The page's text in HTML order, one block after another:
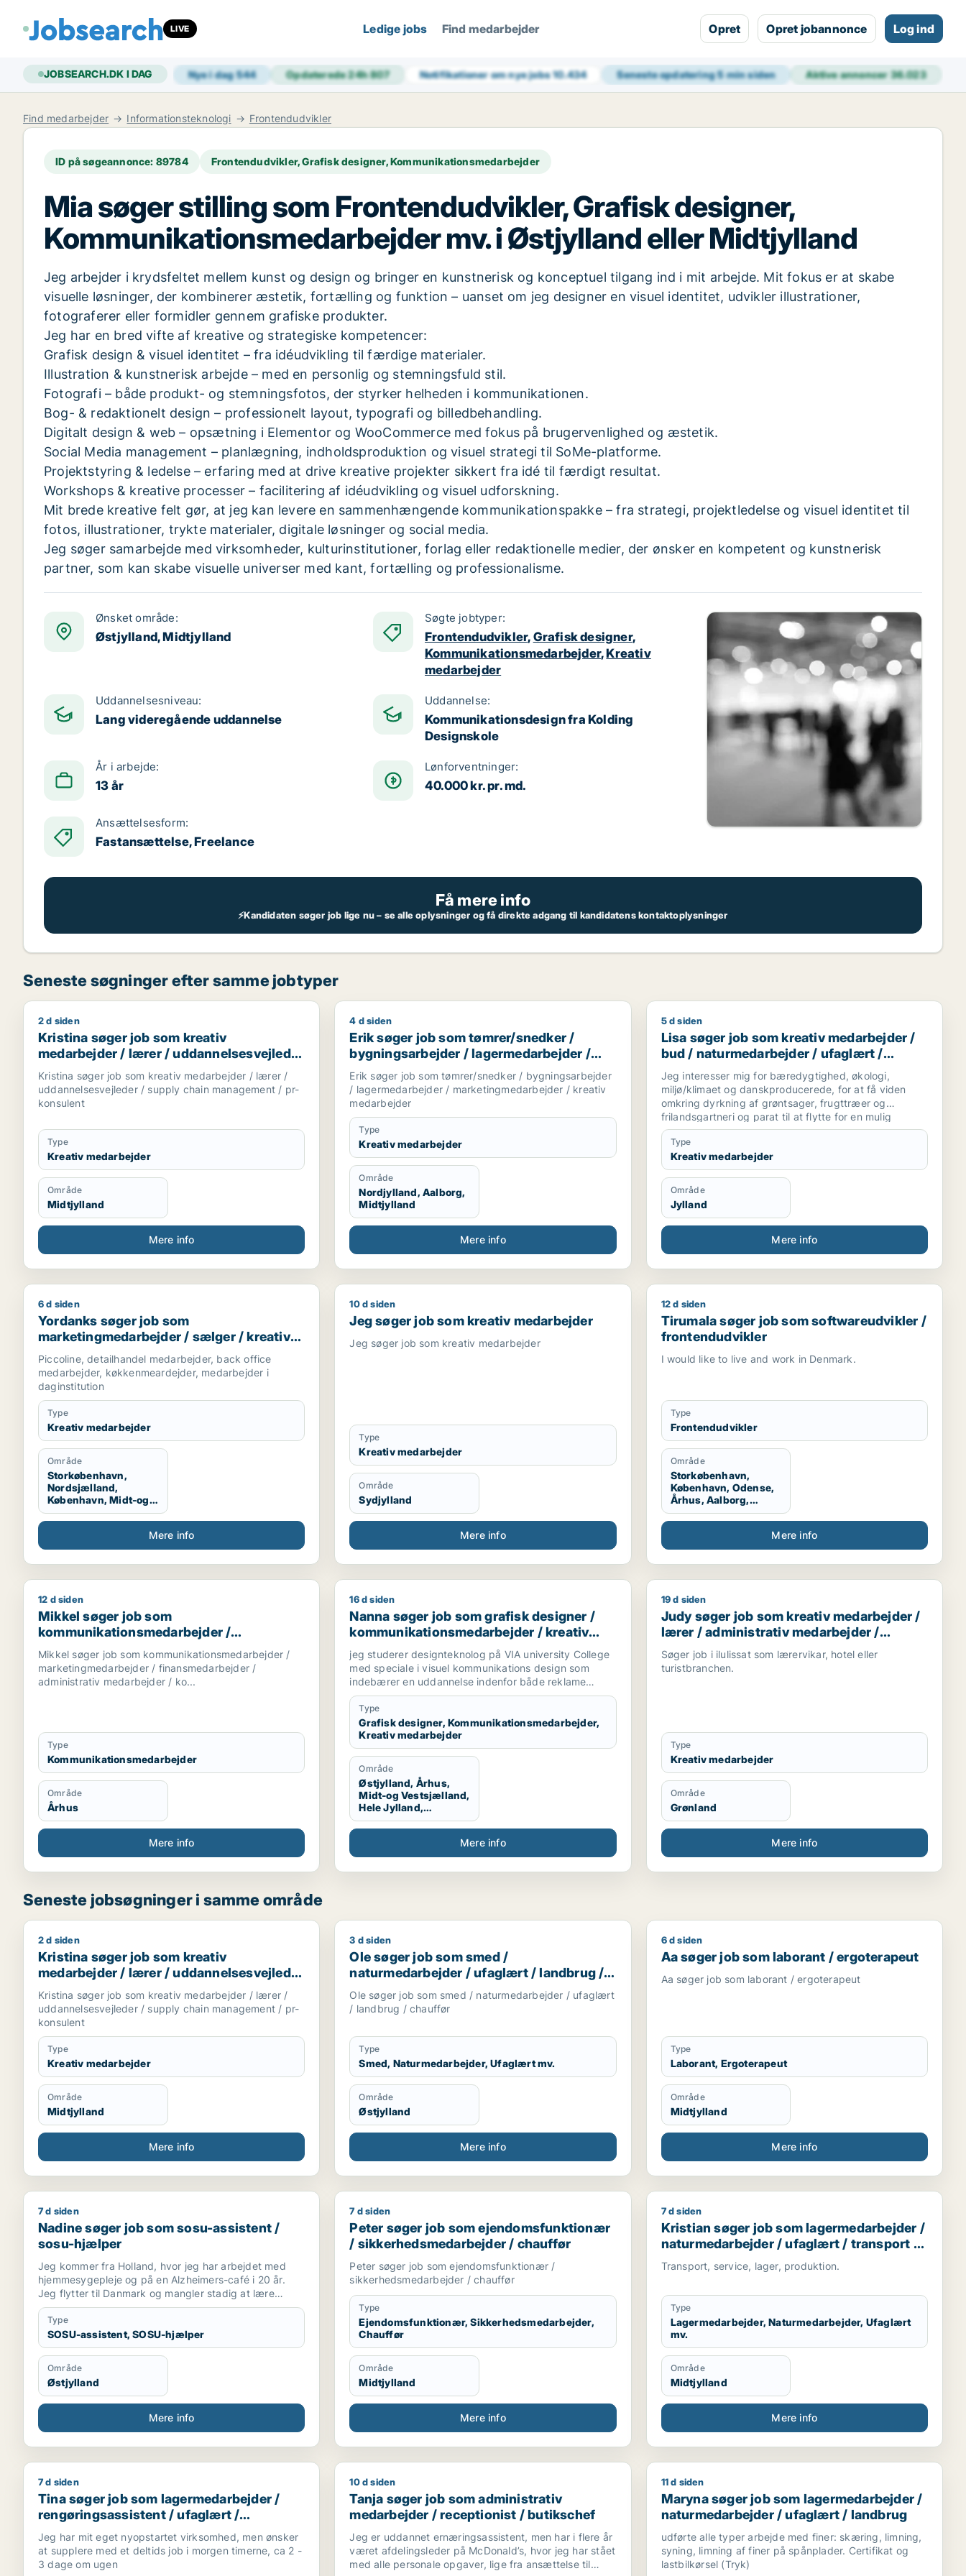
LIVE Ledige jobs Find medarbejder Opret Opret jobannonce Log ind
JOBSEARCH.DK I DAG Nye i dag544 Opdaterede 24h807 Notifikationer om nye jobs10.434 Seneste opdatering5 min siden Aktive annoncer 36.023
Find medarbejder Informationsteknologi Frontendudvikler
ID på søgeannonce: 89784 Frontendudvikler, Grafisk designer, Kommunikationsmedarbejder
Mia søger stilling som Frontendudvikler, Grafisk designer,
Kommunikationsmedarbejder mv. i Østjylland eller Midtjylland
Jeg arbejder i krydsfeltet mellem kunst og design og bringer en kunstnerisk og konceptuel tilgang ind i mit arbejde. Mit fokus er at skabe
visuelle løsninger, der kombinerer æstetik, fortælling og funktion – uanset om jeg designer en visuel identitet, udvikler illustrationer,
fotograferer eller formidler gennem grafiske produkter.
Jeg har en bred vifte af kreative og strategiske kompetencer:
Grafisk design & visuel identitet – fra idéudvikling til færdige materialer.
Illustration & kunstnerisk arbejde – med en personlig og stemningsfuld stil.
Fotografi – både produkt- og stemningsfotos, der styrker helheden i kommunikationen.
Bog- & redaktionelt design – professionelt layout, typografi og billedbehandling.
Digitalt design & web – opsætning i Elementor og WooCommerce med fokus på brugervenlighed og æstetik.
Social Media management – planlægning, indholdsproduktion og visuel strategi til SoMe-platforme.
Projektstyring & ledelse – erfaring med at drive kreative projekter sikkert fra idé til færdigt resultat.
Workshops & kreative processer – facilitering af idéudvikling og visuel udforskning.
Mit brede kreative felt gør, at jeg kan levere en sammenhængende kommunikationspakke – fra strategi, projektledelse og visuel identitet til
fotos, illustrationer, trykte materialer, digitale løsninger og social media.
Jeg søger samarbejde med virksomheder, kulturinstitutioner, forlag eller redaktionelle medier, der ønsker en kompetent og kunstnerisk
partner, som kan skabe visuelle universer med kant, fortælling og professionalisme.
Ønsket område:
Østjylland, Midtjylland
Søgte jobtyper:
Frontendudvikler, Grafisk designer,
Kommunikationsmedarbejder,Kreativ
medarbejder
Uddannelsesniveau:
Lang videregående uddannelse
Uddannelse:
Kommunikationsdesign fra Kolding
Designskole
År i arbejde:
13 år
Lønforventninger:
40.000 kr. pr. md.
Ansættelsesform:
Fastansættelse, Freelance
Få mere info
⚡Kandidaten søger job lige nu – se alle oplysninger og få direkte adgang til kandidatens kontaktoplysninger
Seneste søgninger efter samme jobtyper
Kristina søger job som kreativ medarbejder / lærer / uddannelsesvejleder / supply chain management / pr-konsulent
2 d siden
Kristina søger job som kreativ
medarbejder / lærer / uddannelsesvejleder
/ supply chain management / pr-konsulent
Kristina søger job som kreativ medarbejder / lærer /
uddannelsesvejleder / supply chain management / pr-
konsulent
Type
Kreativ medarbejder
Område
Midtjylland
Mere info
Erik søger job som tømrer/snedker / bygningsarbejder / lagermedarbejder / marketingmedarbejder / kreativ
4 d siden
Erik søger job som tømrer/snedker /
bygningsarbejder / lagermedarbejder /
marketingmedarbejder / kreativ
medarbejder
Erik søger job som tømrer/snedker / bygningsarbejder
/ lagermedarbejder / marketingmedarbejder / kreativ
medarbejder
Type
Kreativ medarbejder
Område
Nordjylland, Aalborg,
Midtjylland
Mere info
Lisa søger job som kreativ medarbejder / bud /
5 d siden
Lisa søger job som kreativ medarbejder /
bud / naturmedarbejder / ufaglært /
gartner
Jeg interesser mig for bæredygtighed, økologi,
miljø/klimaet og danskproducerede, for at få viden
omkring dyrkning af grøntsager, frugttræer og
frilandsgartneri og parat til at flytte for en mulig
praktikplads.
Jeg er mødestabil, pligtopfyldende, fleksibel og
hjælpsom. Jeg er ikke bange for at give en hånd
ekstra.
Type
Kreativ medarbejder
Område
Jylland
Mere info
Yordanks søger job som marketingmedarbejder / sælger / kreativ medarbejder / produktspecialist / kok
6 d siden
Yordanks søger job som
marketingmedarbejder / sælger / kreativ
medarbejder / produktspecialist / kok
Piccoline, detailhandel medarbejder, back office
medarbejder, køkkenmeardejder, medarbejder i
daginstitution
Type
Kreativ medarbejder
Område
Storkøbenhavn,
Nordsjælland,
København, Midt-og
Vestsjælland,
Sydsjælland
Mere info
Jeg søger job som kreativ medarbejder
10 d siden
Jeg søger job som kreativ medarbejder
Jeg søger job som kreativ medarbejder
Type
Kreativ medarbejder
Område
Sydjylland
Mere info
Tirumala søger job som softwareudvikler /
12 d siden
Tirumala søger job som softwareudvikler /
frontendudvikler
I would like to live and work in Denmark.
Type
Frontendudvikler
Område
Storkøbenhavn,
København, Odense,
Århus, Aalborg,
Udlandet
Mere info
Mikkel søger job som kommunikationsmedarbejder / marketingmedarbejder / finansmedarbejder / administrativ medarbejder / kontorassistent
12 d siden
Mikkel søger job som
kommunikationsmedarbejder /
marketingmedarbejder /
finansmedarbejder / administrativ
medarbejder / kontorassistent
Mikkel søger job som kommunikationsmedarbejder /
marketingmedarbejder / finansmedarbejder /
administrativ medarbejder / ko...
Type
Kommunikationsmedarbejder
Område
Århus
Mere info
Nanna søger job som grafisk designer / kommunikationsmedarbejder / kreativ medarbejder
16 d siden
Nanna søger job som grafisk designer /
kommunikationsmedarbejder / kreativ
medarbejder
jeg studerer designteknolog på VIA university College
med speciale i visuel kommunikations design som
indebærer en uddannelse indenfor både reklame
branchen og grafisk design. Vi arbejder med
magasiner, kampagner, plakater, styling til billeder,
mode og livsstil, trends og markedsføring. jeg søger
praktikplads indefor grafisk design, kampagner,
reklamer, SoMe, magasiner, reklame bureau, mode
brands, livsstil brands, stylist og generelt alt der har
med visuel kommunikation at gøre.
Type
Grafisk designer, Kommunikationsmedarbejder,
Kreativ medarbejder
Område
Østjylland, Århus,
Midt-og Vestsjælland,
Hele Jylland,
Vestjylland,
Midtjylland
Mere info
Judy søger job som kreativ medarbejder / lærer /
19 d siden
Judy søger job som kreativ medarbejder /
lærer / administrativ medarbejder /
receptionist
Søger job i ilulissat som lærervikar, hotel eller
turistbranchen.
Type
Kreativ medarbejder
Område
Grønland
Mere info
Seneste jobsøgninger i samme område
Kristina søger job som kreativ medarbejder / lærer / uddannelsesvejleder / supply chain management / pr-konsulent
2 d siden
Kristina søger job som kreativ
medarbejder / lærer / uddannelsesvejleder
/ supply chain management / pr-konsulent
Kristina søger job som kreativ medarbejder / lærer /
uddannelsesvejleder / supply chain management / pr-
konsulent
Type
Kreativ medarbejder
Område
Midtjylland
Mere info
Ole søger job som smed / naturmedarbejder / ufaglært / landbrug / chauffør
3 d siden
Ole søger job som smed /
naturmedarbejder / ufaglært / landbrug /
chauffør
Ole søger job som smed / naturmedarbejder / ufaglært
/ landbrug / chauffør
Type
Smed, Naturmedarbejder, Ufaglært mv.
Område
Østjylland
Mere info
Aa søger job som laborant / ergoterapeut
6 d siden
Aa søger job som laborant / ergoterapeut
Aa søger job som laborant / ergoterapeut
Type
Laborant, Ergoterapeut
Område
Midtjylland
Mere info
Nadine søger job som sosu-assistent / sosu-hjælper
7 d siden
Nadine søger job som sosu-assistent /
sosu-hjælper
Jeg kommer fra Holland, hvor jeg har arbejdet med
hjemmesygepleje og på en Alzheimers-café i 20 år.
Jeg flytter til Danmark og mangler stadig at lære
sproget godt, før jeg kan arbejde som sygeplejerske.
Type
SOSU-assistent, SOSU-hjælper
Område
Østjylland
Mere info
Peter søger job som ejendomsfunktionær / sikkerhedsmedarbejder / chauffør
7 d siden
Peter søger job som ejendomsfunktionær
/ sikkerhedsmedarbejder / chauffør
Peter søger job som ejendomsfunktionær /
sikkerhedsmedarbejder / chauffør
Type
Ejendomsfunktionær, Sikkerhedsmedarbejder,
Chauffør
Område
Midtjylland
Mere info
Kristian søger job som lagermedarbejder /
7 d siden
Kristian søger job som lagermedarbejder /
naturmedarbejder / ufaglært / transport /
kundeservicemedarbejder
Transport, service, lager, produktion.
Type
Lagermedarbejder, Naturmedarbejder, Ufaglært
mv.
Område
Midtjylland
Mere info
Tina søger job som lagermedarbejder / rengøringsassistent / ufaglært / kontorassistent / kundeservicemedarbejder
7 d siden
Tina søger job som lagermedarbejder /
rengøringsassistent / ufaglært /
kontorassistent /
kundeservicemedarbejder
Jeg har mit eget nyopstartet virksomhed, men ønsker
at supplere med et deltids job i morgen timerne, ca 2 -
3 dage om ugen
Tanja søger job som administrativ medarbejder / receptionist / butikschef
10 d siden
Tanja søger job som administrativ
medarbejder / receptionist / butikschef
Jeg er uddannet ernæringsassistent, men har i flere år
været afdelingsleder på McDonald’s, hvor jeg har stået
med alle personale opgaver, lige fra ansættelse til
Maryna søger job som lagermedarbejder /
11 d siden
Maryna søger job som lagermedarbejder /
naturmedarbejder / ufaglært / landbrug
udførte alle typer arbejde med finer: skæring, limning,
syning, limning af finer på spånplader. Certifikat og
lastbilkørsel (Tryk)